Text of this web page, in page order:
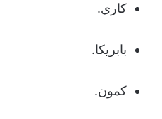
كاري.
بابريكا.
كمون.